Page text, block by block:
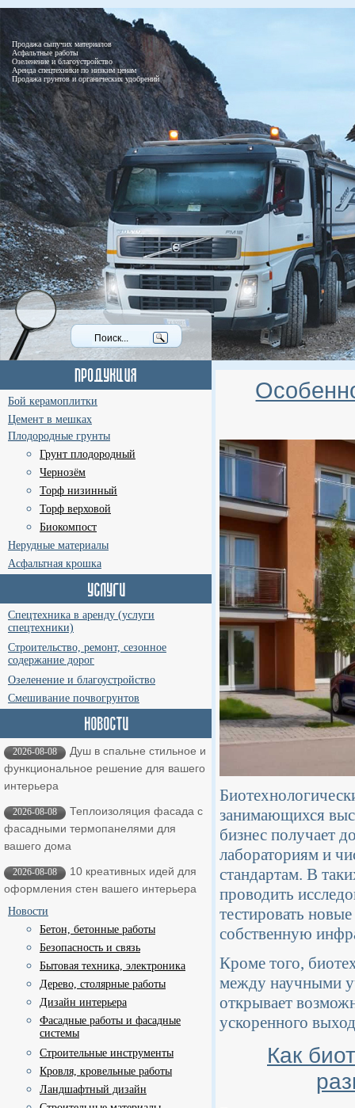
Продажа сыпучих материалов
Асфальтные работы
Озеленение и благоустройство
Аренда спецтехники по низким ценам
Продажа грунтов и органических удобрений
Бой керамоплитки
Цемент в мешках
Плодородные грунты
Грунт плодородный
Чернозём
Торф низинный
Торф верховой
Биокомпост
Нерудные материалы
Асфальтная крошка
Спецтехника в аренду (услуги
спецтехники)
Строительство, ремонт, сезонное
содержание дорог
Озеленение и благоустройство
Смешивание почвогрунтов
2026-08-08
Душ в спальне стильное и
функциональное решение для вашего
интерьера
2026-08-08
Теплоизоляция фасада с
фасадными термопанелями для
вашего дома
2026-08-08
10 креативных идей для
оформления стен вашего интерьера
Новости
Бетон, бетонные работы
Безопасность и связь
Бытовая техника, электроника
Дерево, столярные работы
Дизайн интерьера
Фасадные работы и фасадные
системы
Строительные инструменты
Кровля, кровельные работы
Ландшафтный дизайн
занимающихся
бизнес получает
лабораториям и
стандартам. В
проводить
тестировать
собственную
Кроме того,
между научными
открывает
ускоренного
Как